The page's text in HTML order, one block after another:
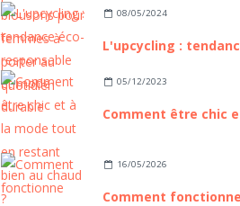
08/05/2024
05/12/2023
16/05/2026